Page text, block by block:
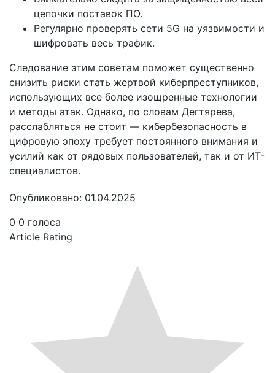
цепочки поставок ПО.
Регулярно проверять сети 5G на уязвимости и
шифровать весь трафик.
Следование этим советам поможет существенно
снизить риски стать жертвой киберпреступников,
использующих все более изощренные технологии
и методы атак. Однако, по словам Дегтярева,
расслабляться не стоит — кибербезопасность в
цифровую эпоху требует постоянного внимания и
усилий как от рядовых пользователей, так и от ИТ-
специалистов.
Опубликовано: 01.04.2025
0 0 голоса
Article Rating